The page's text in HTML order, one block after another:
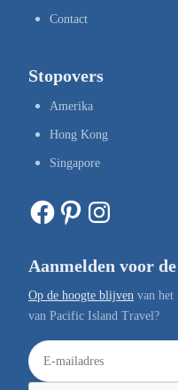
Contact
Stopovers
Amerika
Hong Kong
Singapore
Facebook Pinterest Instagram
Aanmelden voor
Op de hoogte blijven van het
van Pacific Island Travel?
E
-